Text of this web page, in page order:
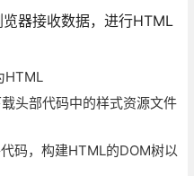
器接收数据，进行HTML
HTML
头部代码中的样式资源文件
码，构建HTML的DOM树以